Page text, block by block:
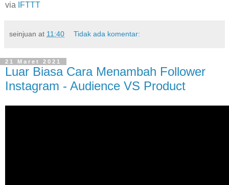
via IFTTT
seinjuan at 11:40 Tidak ada komentar:
21 Maret 2021
Luar Biasa Cara Menambah Follower
Instagram - Audience VS Product